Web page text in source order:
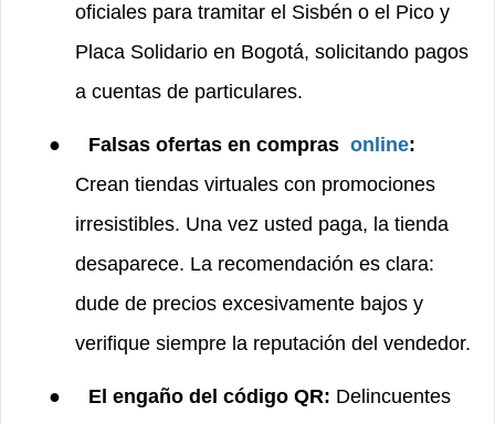
oficiales para tramitar el Sisbén o el Pico y
Placa Solidario en Bogotá, solicitando pagos
a cuentas de particulares.
● Falsas ofertas en compras online:
Crean tiendas virtuales con promociones
irresistibles. Una vez usted paga, la tienda
desaparece. La recomendación es clara:
dude de precios excesivamente bajos y
verifique siempre la reputación del vendedor.
● El engaño del código QR: Delincuentes